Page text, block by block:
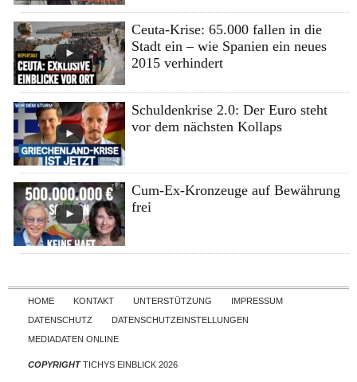
Ceuta-Krise: 65.000 fallen in die
Stadt ein – wie Spanien ein neues
2015 verhindert
Schuldenkrise 2.0: Der Euro steht
vor dem nächsten Kollaps
Cum-Ex-Kronzeuge auf Bewährung
frei
Skip to content
HOME KONTAKT UNTERSTÜTZUNG
IMPRESSUM
DATENSCHUTZ
DATENSCHUTZEINSTELLUNGEN
MEDIADATEN ONLINE
COPYRIGHTTICHYS EINBLICK 2026